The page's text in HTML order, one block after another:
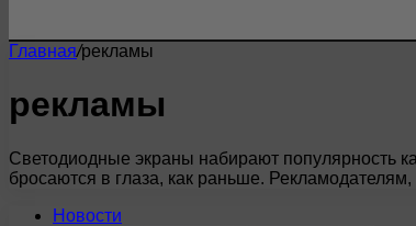
Главная/рекламы
рекламы
Светодиодные экраны набирают популярность
бросаются в глаза, как раньше.
Новости